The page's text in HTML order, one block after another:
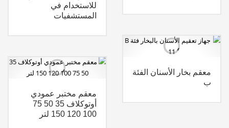
للاستخدام في
المستشفيات
معقم بخار الأسنان الفئة
ب
معقم مختبر عمودي
أوتوكلاف 35 50 75
100 120 150 لتر